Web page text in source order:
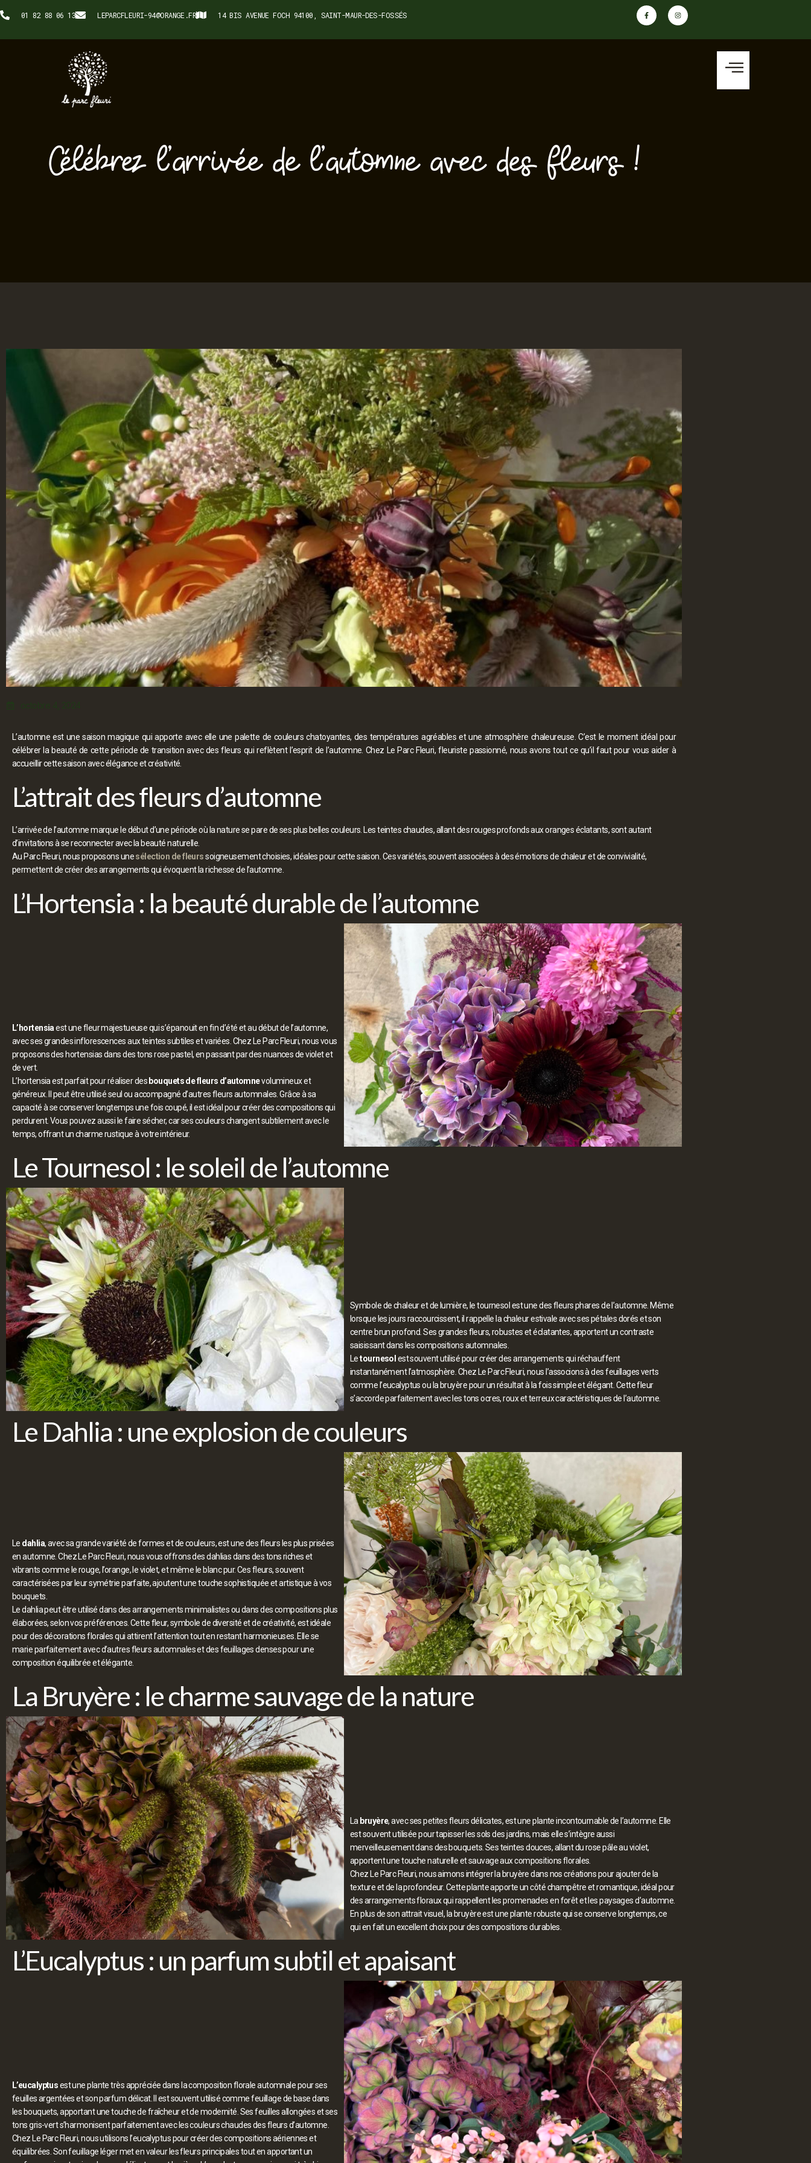
01 82 88 06 13 LEPARCFLEURI-94@ORANGE.FR 14 BIS AVENUE FOCH 94100, SAINT-MAUR-DES-FOSSÉS
Célébrez l’arrivée de l’automne avec des fleurs !
L’automne est une saison magique qui apporte avec elle une palette de couleurs chatoyantes, des températures agréables et une atmosphère chaleureuse. C’est le moment idéal pour
célébrer la beauté de cette période de transition avec des fleurs qui reflètent l’esprit de l’automne. Chez Le Parc Fleuri, fleuriste passionné, nous avons tout ce qu’il faut pour vous aider à
accueillir cette saison avec élégance et créativité.
L’attrait des fleurs d’automne
L’arrivée de l’automne marque le début d’une période où la nature se pare de ses plus belles couleurs. Les teintes chaudes, allant des rouges profonds aux oranges éclatants, sont autant
d’invitations à se reconnecter avec la beauté naturelle.
Au Parc Fleuri, nous proposons unesélection de fleurssoigneusement choisies, idéales pour cette saison. Ces variétés, souvent associées à des émotions de chaleur et de convivialité,
permettent de créer des arrangements qui évoquent la richesse de l’automne.
L’Hortensia : la beauté durable de l’automne
L’hortensiaest une fleur majestueuse qui s’épanouit en fin d’été et au début de l’automne,
avec ses grandes inflorescences aux teintes subtiles et variées. Chez Le Parc Fleuri, nous vous
proposons des hortensias dans des tons rose pastel, en passant par des nuances de violet et
de vert.
L’hortensia est parfait pour réaliser des bouquets de fleurs d’automnevolumineux et
généreux. Il peut être utilisé seul ou accompagné d’autres fleurs automnales. Grâce à sa
capacité à se conserver longtemps une fois coupé, il est idéal pour créer des compositions qui
perdurent. Vous pouvez aussi le faire sécher, car ses couleurs changent subtilement avec le
temps, offrant un charme rustique à votre intérieur.
Le Tournesol : le soleil de l’automne
Symbole de chaleur et de lumière, le tournesol est une des fleurs phares de l’automne. Même
lorsque les jours raccourcissent, il rappelle la chaleur estivale avec ses pétales dorés et son
centre brun profond. Ses grandes fleurs, robustes et éclatantes, apportent un contraste
saisissant dans les compositions automnales.
Letournesol est souvent utilisé pour créer des arrangements qui réchauffent
instantanément l’atmosphère. Chez Le Parc Fleuri, nous l’associons à des feuillages verts
comme l’eucalyptus ou la bruyère pour un résultat à la fois simple et élégant. Cette fleur
s’accorde parfaitement avec les tons ocres, roux et terreux caractéristiques de l’automne.
Le Dahlia : une explosion de couleurs
Le dahlia, avec sa grande variété de formes et de couleurs, est une des fleurs les plus prisées
en automne. Chez Le Parc Fleuri, nous vous offrons des dahlias dans des tons riches et
vibrants comme le rouge, l’orange, le violet, et même le blanc pur. Ces fleurs, souvent
caractérisées par leur symétrie parfaite, ajoutent une touche sophistiquée et artistique à vos
bouquets.
Le dahlia peut être utilisé dans des arrangements minimalistes ou dans des compositions plus
élaborées, selon vos préférences. Cette fleur, symbole de diversité et de créativité, est idéale
pour des décorations florales qui attirent l’attention tout en restant harmonieuses. Elle se
marie parfaitement avec d’autres fleurs automnales et des feuillages denses pour une
composition équilibrée et élégante.
La Bruyère : le charme sauvage de la nature
La bruyère, avec ses petites fleurs délicates, est une plante incontournable de l’automne. Elle
est souvent utilisée pour tapisser les sols des jardins, mais elle s’intègre aussi
merveilleusement dans des bouquets. Ses teintes douces, allant du rose pâle au violet,
apportent une touche naturelle et sauvage aux compositions florales.
Chez Le Parc Fleuri, nous aimons intégrer la bruyère dans nos créations pour ajouter de la
texture et de la profondeur. Cette plante apporte un côté champêtre et romantique, idéal pour
des arrangements floraux qui rappellent les promenades en forêt et les paysages d’automne.
En plus de son attrait visuel, la bruyère est une plante robuste qui se conserve longtemps, ce
qui en fait un excellent choix pour des compositions durables.
L’Eucalyptus : un parfum subtil et apaisant
L’eucalyptusest une plante très appréciée dans la composition florale automnale pour ses
feuilles argentées et son parfum délicat. Il est souvent utilisé comme feuillage de base dans
les bouquets, apportant une touche de fraîcheur et de modernité. Ses feuilles allongées et ses
tons gris-vert s’harmonisent parfaitement avec les couleurs chaudes des fleurs d’automne.
Chez Le Parc Fleuri, nous utilisons l’eucalyptus pour créer des compositions aériennes et
équilibrées. Son feuillage léger met en valeur les fleurs principales tout en apportant un